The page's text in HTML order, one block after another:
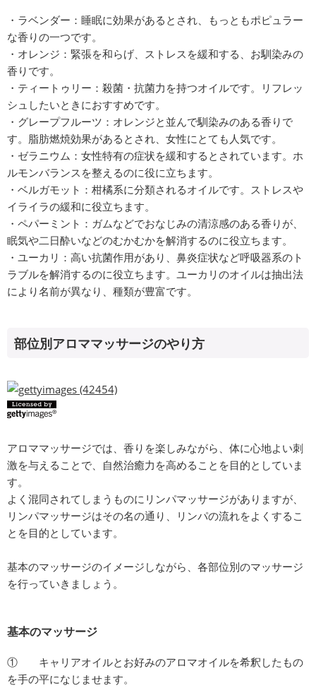
・ラベンダー：睡眠に効果があるとされ、もっともポピュラー
な香りの一つです。
・オレンジ：緊張を和らげ、ストレスを緩和する、お馴染みの
香りです。
・ティートゥリー：殺菌・抗菌力を持つオイルです。リフレッ
シュしたいときにおすすめです。
・グレープフルーツ：オレンジと並んで馴染みのある香りで
す。脂肪燃焼効果があるとされ、女性にとても人気です。
・ゼラニウム：女性特有の症状を緩和するとされています。ホ
ルモンバランスを整えるのに役に立ちます。
・ベルガモット：柑橘系に分類されるオイルです。ストレスや
イライラの緩和に役立ちます。
・ペパーミント：ガムなどでおなじみの清涼感のある香りが、
眠気や二日酔いなどのむかむかを解消するのに役立ちます。
・ユーカリ：高い抗菌作用があり、鼻炎症状など呼吸器系のト
ラブルを解消するのに役立ちます。ユーカリのオイルは抽出法
により名前が異なり、種類が豊富です。
部位別アロママッサージのやり方
アロママッサージでは、香りを楽しみながら、体に心地よい刺
激を与えることで、自然治癒力を高めることを目的としていま
す。
よく混同されてしまうものにリンパマッサージがありますが、
リンパマッサージはその名の通り、リンパの流れをよくするこ
とを目的としています。
基本のマッサージのイメージしながら、各部位別のマッサージ
を行っていきましょう。
基本のマッサージ
① キャリアオイルとお好みのアロマオイルを希釈したもの
を手の平になじませます。